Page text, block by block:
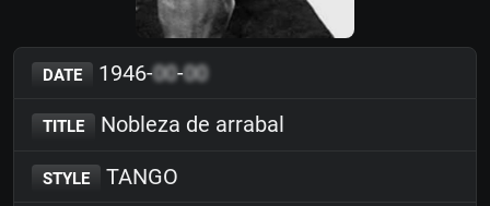
DATE 1946-00-00
TITLE Nobleza de arrabal
STYLE TANGO